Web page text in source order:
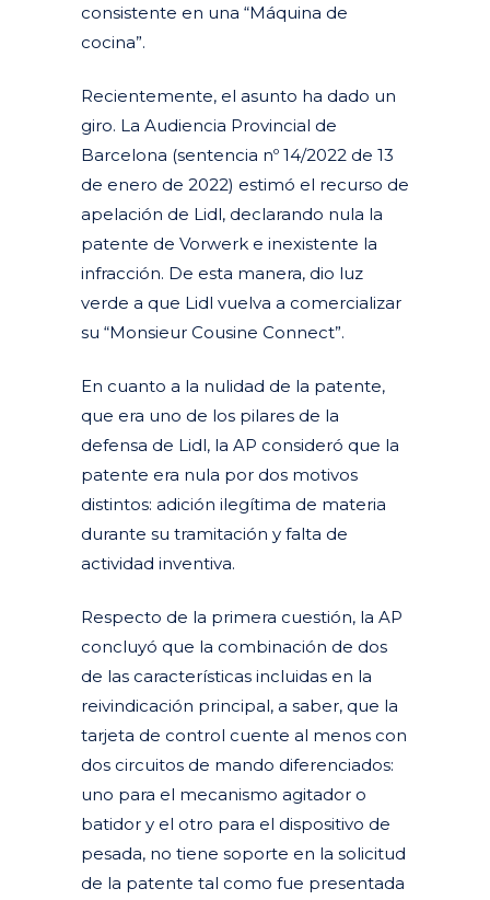
consistente en una “Máquina de
cocina”.
Recientemente, el asunto ha dado un
giro. La Audiencia Provincial de
Barcelona (sentencia nº 14/2022 de 13
de enero de 2022) estimó el recurso de
apelación de Lidl, declarando nula la
patente de Vorwerk e inexistente la
infracción. De esta manera, dio luz
verde a que Lidl vuelva a comercializar
su “Monsieur Cousine Connect”.
En cuanto a la nulidad de la patente,
que era uno de los pilares de la
defensa de Lidl, la AP consideró que la
patente era nula por dos motivos
distintos: adición ilegítima de materia
durante su tramitación y falta de
actividad inventiva.
Respecto de la primera cuestión, la AP
concluyó que la combinación de dos
de las características incluidas en la
reivindicación principal, a saber, que la
tarjeta de control cuente al menos con
dos circuitos de mando diferenciados:
uno para el mecanismo agitador o
batidor y el otro para el dispositivo de
pesada, no tiene soporte en la solicitud
de la patente tal como fue presentada